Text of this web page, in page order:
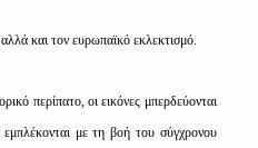
και τον ευρωπαϊκό εκλεκτισμό.
περίπατο, οι εικόνες μπερδεύονται
με τη βοή του σύγχρονου